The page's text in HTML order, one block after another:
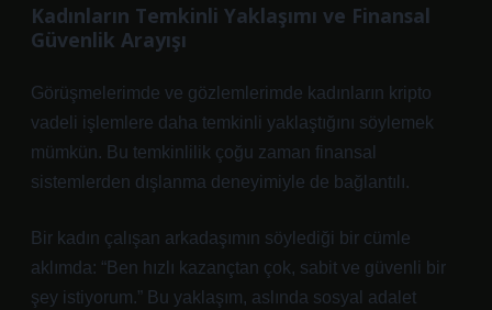
Kadınların Temkinli Yaklaşımı ve Finansal
Güvenlik Arayışı
Görüşmelerimde ve gözlemlerimde kadınların kripto
vadeli işlemlere daha temkinli yaklaştığını söylemek
mümkün. Bu temkinlilik çoğu zaman finansal
sistemlerden dışlanma deneyimiyle de bağlantılı.
Bir kadın çalışan arkadaşımın söylediği bir cümle
aklımda: “Ben hızlı kazançtan çok, sabit ve güvenli bir
şey istiyorum.” Bu yaklaşım, aslında sosyal adalet